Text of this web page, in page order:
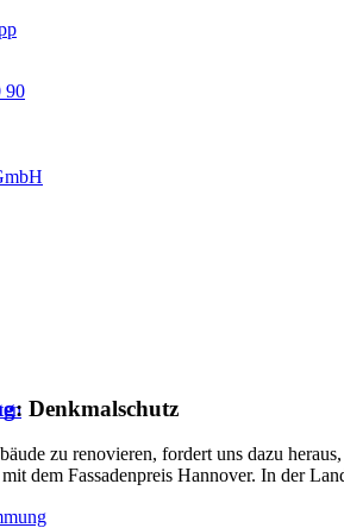
90
: Denkmalschutz
zu renovieren, fordert uns dazu
mit dem Fassadenpreis Hannover. In der